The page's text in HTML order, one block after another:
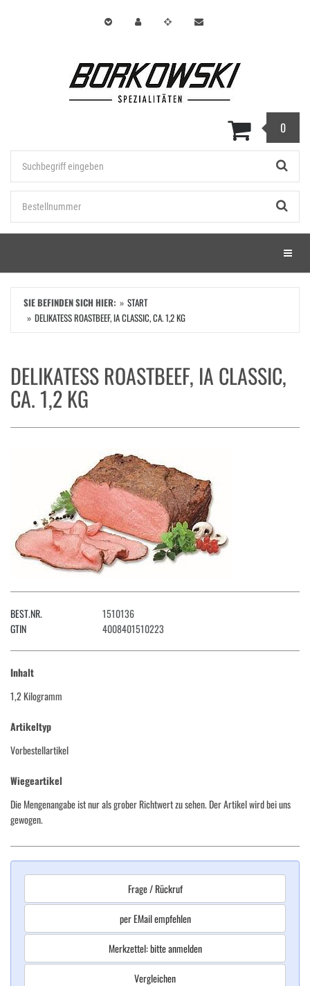
0
Menü
SIE BEFINDEN SICH HIER:
START
DELIKATESS ROASTBEEF, IA CLASSIC, CA. 1,2 KG
DELIKATESS ROASTBEEF, IA CLASSIC,
CA. 1,2 KG
BEST.NR.
1510136
GTIN
4008401510223
Inhalt
1,2 Kilogramm
Artikeltyp
Vorbestellartikel
Wiegeartikel
Die Mengenangabe ist nur als grober Richtwert zu sehen. Der Artikel wird bei uns
gewogen.
Frage / Rückruf
per EMail empfehlen
Merkzettel: bitte anmelden
Vergleichen